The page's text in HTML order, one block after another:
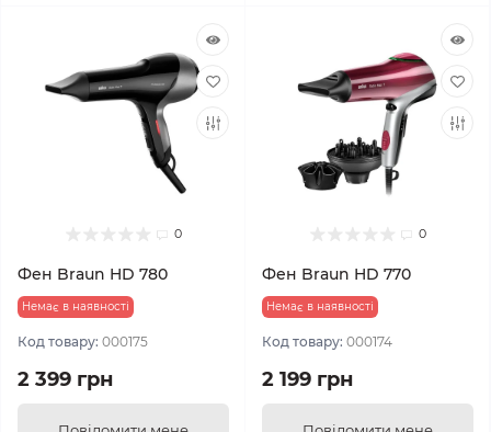
0
Фен Braun HD 780
Немає в наявності
Код товару: 000175
2 399 грн
0
Фен Braun HD 770
Немає в наявності
Код товару: 000174
2 199 грн